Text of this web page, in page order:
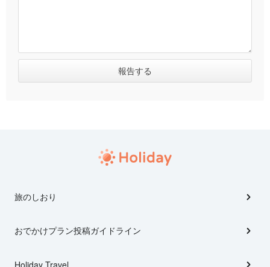
旅のしおり
おでかけプラン投稿ガイドライン
Holiday Travel